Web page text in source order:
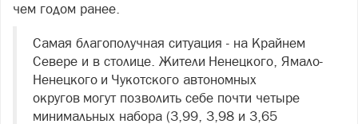
чем годом ранее.
Самая благополучная ситуация - на Крайнем
Севере и в столице. Жители Ненецкого, Ямало-
Ненецкого и Чукотского автономных
округов могут позволить себе почти четыре
минимальных набора (3,99, 3,98 и 3,65